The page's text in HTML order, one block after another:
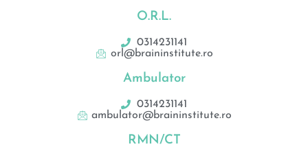
O.R.L.
0314231141
orl@braininstitute.ro
Ambulator
0314231141
ambulator@braininstitute.ro
RMN/CT